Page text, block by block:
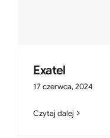
Exatel
17 czerwca, 2024
Czytaj dalej